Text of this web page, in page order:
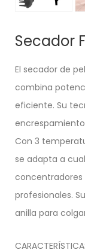
Secador
El secador de
combina
eficiente. Su
Con 3
se adapta a
concentradores
profesionales.
anilla para